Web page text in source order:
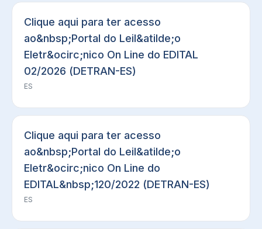
Clique aqui para ter acesso
ao&nbsp;Portal do Leil&atilde;o
Eletr&ocirc;nico On Line do EDITAL
02/2026 (DETRAN-ES)
ES
Clique aqui para ter acesso
ao&nbsp;Portal do Leil&atilde;o
Eletr&ocirc;nico On Line do
EDITAL&nbsp;120/2022 (DETRAN-ES)
ES